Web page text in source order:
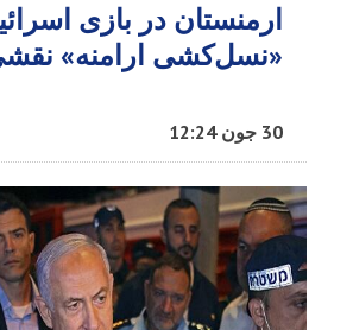
ارمنستان در بازی
«نسل‌کشی ارامنه»
30 جون 12:24